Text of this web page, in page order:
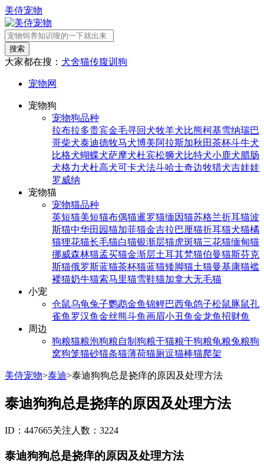
美侍宠物
搜索
大家都在搜： 犬舍猫传腹训狗
宠物网
宠物狗
宠物狗品种
拉布拉多贵宾金毛寻回犬牧羊犬比熊柯基雪纳瑞巴
哥柴犬泰迪德牧马犬博美阿拉斯加秋田茶杯斗牛犬
比格犬蝴蝶犬萨摩犬杜宾松狮犬比特犬小鹿犬腊肠
犬格力犬杜高犬可卡犬法斗哈士奇边牧猎犬吉娃娃
罗威纳
宠物猫
宠物猫品种
英短猫美短猫布偶猫暹罗猫缅因猫苏格兰折耳猫波
斯猫中华田园猫加菲猫金吉拉巴厘猫折耳猫犬猫橘
猫狸花猫长毛猫白猫银渐层猫虎斑猫三花猫缅甸猫
挪威森林猫孟买猫金渐层土耳其梵猫伯曼猫斯芬克
斯猫俄罗斯蓝猫茶杯猫蓝猫矮脚猫土猫曼基康猫褴
褛猫奶牛猫索马里猫雪鞋猫加拿大无毛猫
小宠
仓鼠乌龟兔子鹦鹉金鱼锦鲤巴西龟鸽子松鼠豚鼠孔
雀鱼 罗汉鱼金丝熊斗鱼画眉小丑鱼金龙鱼招财鱼
周边
狗粮猫粮泡狗粮自制狗粮干猫粮干狗粮龟粮兔粮狗
窝狗笼猫砂猫条猫薄荷猫厕逗猫棒猫爬架
美侍宠物>泰迪>泰迪狗狗总是挠痒的原因及处理方法
泰迪狗狗总是挠痒的原因及处理方法
ID：447665关注人数：3224
泰迪狗狗总是挠痒的原因及处理方法